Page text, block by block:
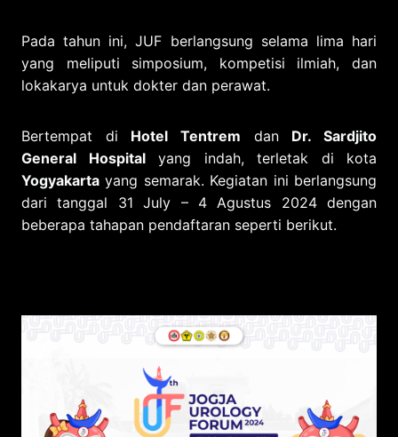
Pada tahun ini, JUF berlangsung selama lima hari
yang meliputi simposium, kompetisi ilmiah, dan
lokakarya untuk dokter dan perawat.
Bertempat di Hotel Tentrem dan Dr. Sardjito
General Hospitalyang indah, terletak di kota
Yogyakarta yang semarak. Kegiatan ini berlangsung
dari tanggal 31 July – 4 Agustus 2024 dengan
beberapa tahapan pendaftaran seperti berikut.